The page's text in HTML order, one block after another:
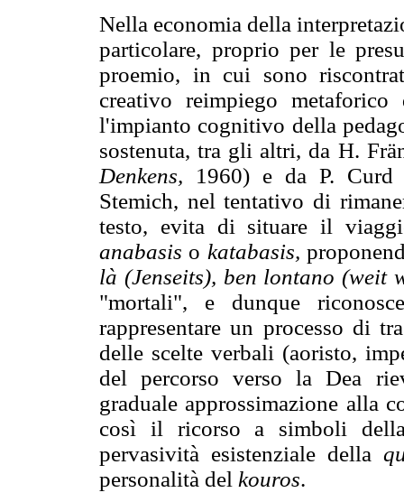
Nella economia della
particolare, proprio per le
proemio, in cui sono
creativo reimpiego
l'impianto cognitivo della
sostenuta, tra gli altri, da H.
Denkens, 1960) e da P.
Stemich, nel tentativo di
testo, evita di situare il
anabasis o katabasis,
là (Jenseits), ben lontano (weit
"mortali", e dunque
rappresentare un processo di
delle scelte verbali (aoristo,
del percorso verso la Dea
graduale approssimazione alla
così il ricorso a simboli
pervasività esistenziale della
personalità del kouros.